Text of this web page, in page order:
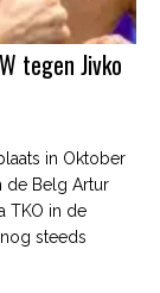
tegen Jivko
in Oktober
de Belg Artur
TKO in de
steeds